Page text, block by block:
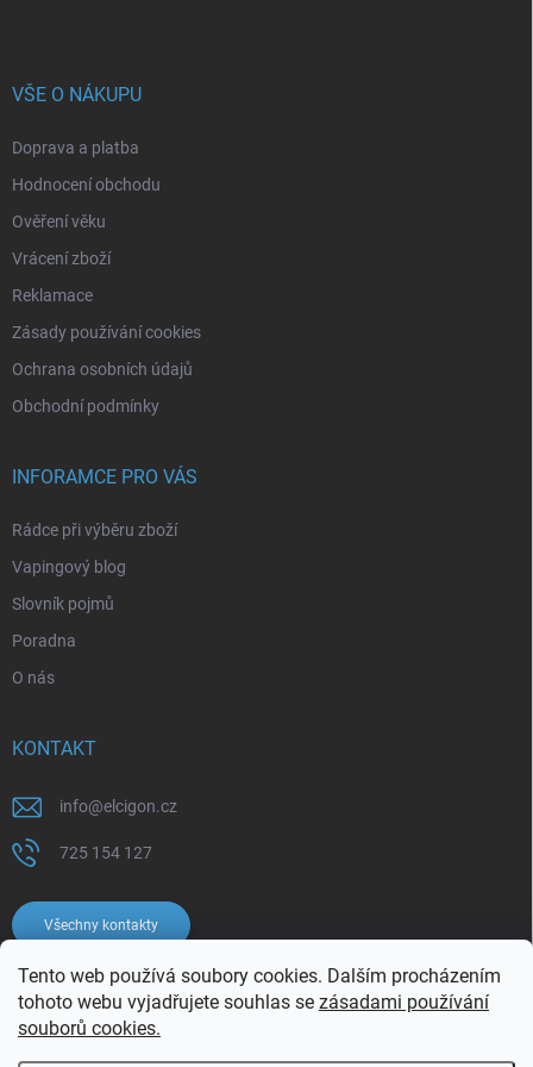
Tento web používá soubory cookies. Dalším procházením
tohoto webu vyjadřujete souhlas se zásadami používání
souborů cookies.
VŠE O NÁKUPU
Doprava a platba
Hodnocení obchodu
Ověření věku
Vrácení zboží
Reklamace
Zásady používání cookies
Ochrana osobních údajů
Obchodní podmínky
INFORAMCE PRO VÁS
Rádce při výběru zboží
Vapingový blog
Slovník pojmů
Poradna
O nás
KONTAKT
info@elcigon.cz
725 154 127
Všechny kontakty